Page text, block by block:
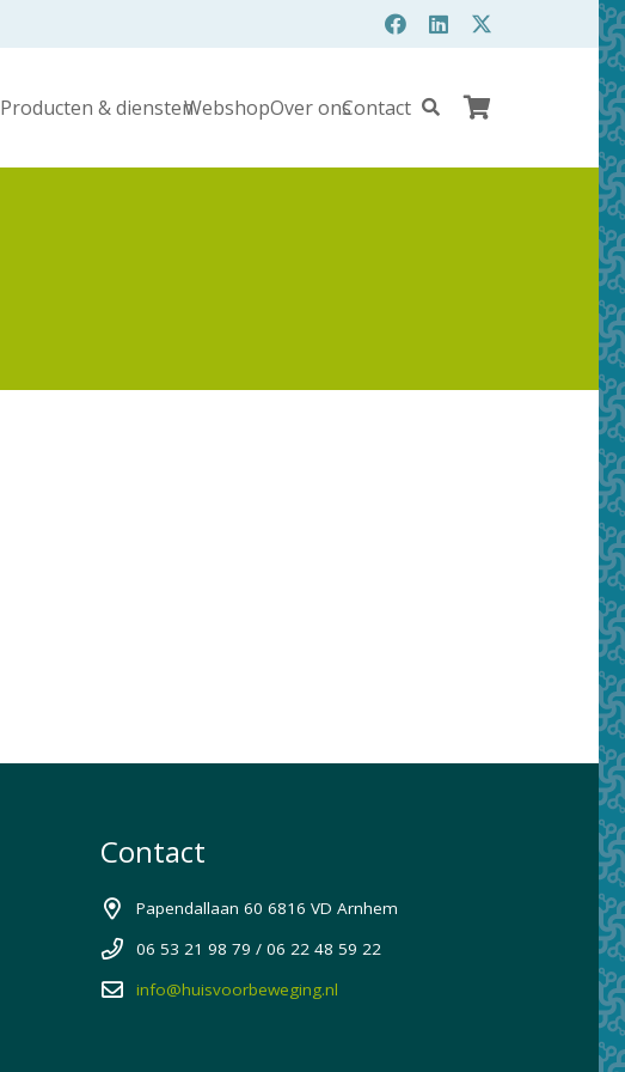
Producten & dienstenWebshopOver onsContact
Contact
Papendallaan 60 6816 VD Arnhem
06 53 21 98 79 / 06 22 48 59 22
info@huisvoorbeweging.nl